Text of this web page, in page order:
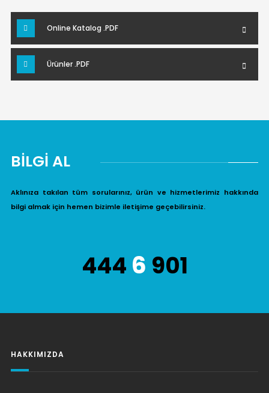
Online Katalog .PDF
Ürünler .PDF
BİLGİ AL
Aklınıza takılan tüm sorularınız, ürün ve hizmetlerimiz hakkında
bilgi almak için hemen bizimle iletişime geçebilirsiniz.
444 6 901
HAKKIMIZDA